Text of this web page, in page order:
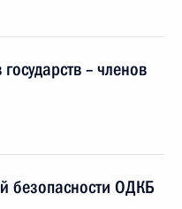
– членов
безопасности ОДКБ